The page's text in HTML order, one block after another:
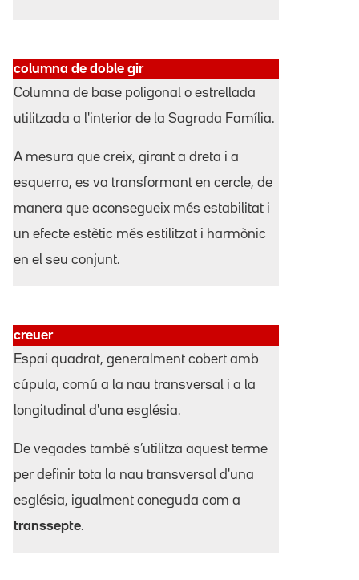
columna de doble gir
Columna de base poligonal o estrellada
utilitzada a l'interior de la Sagrada Família.
A mesura que creix, girant a dreta i a
esquerra, es va transformant en cercle, de
manera que aconsegueix més estabilitat i
un efecte estètic més estilitzat i harmònic
en el seu conjunt.
creuer
Espai quadrat, generalment cobert amb
cúpula, comú a la nau transversal i a la
longitudinal d'una església.
De vegades també s’utilitza aquest terme
per definir tota la nau transversal d'una
església, igualment coneguda com a
transsepte.